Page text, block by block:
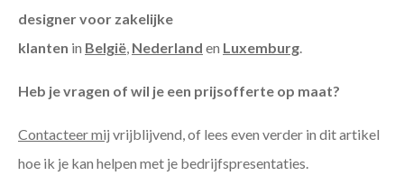
designer voor zakelijke
klanten in België, Nederland en Luxemburg.
Heb je vragen of wil je een prijsofferte op maat?
Contacteer mij vrijblijvend, of lees even verder in dit artikel
hoe ik je kan helpen met je bedrijfspresentaties.